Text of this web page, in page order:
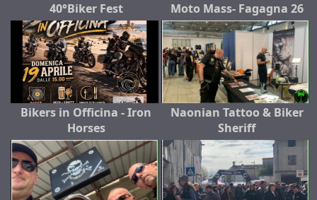
40°Biker Fest Moto Mass- Fagagna 26
Bikers in Officina - Iron
Horses
Naonian Tattoo & Biker
Sheriff